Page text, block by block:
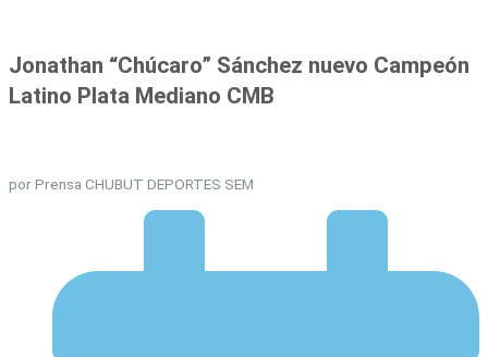
Jonathan “Chúcaro” Sánchez nuevo Campeón
Latino Plata Mediano CMB
por Prensa CHUBUT DEPORTES SEM